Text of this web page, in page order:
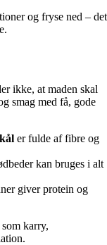
og fryse ned – det
ikke, at maden skal
smag med få, gode
er fulde af fibre og
kan bruges i alt
giver protein og
karry,